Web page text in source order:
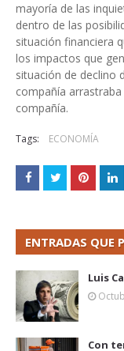
mayoría de las
dentro de las
situación financiera
los impactos que
situación de declino
compañía
compañía.
Tags: ECONOMÍA
ENTRADAS QUE
Luis
Con